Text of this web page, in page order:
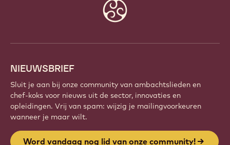
NIEUWSBRIEF
Sluit je aan bij onze community van ambachtslieden en
chef-koks voor nieuws uit de sector, innovaties en
opleidingen. Vrij van spam: wijzig je mailingvoorkeuren
wanneer je maar wilt.
Word vandaag nog lid van onze community!